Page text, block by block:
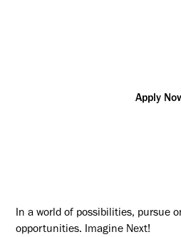
Apply
In a world of possibilities, pursue
opportunities. Imagine Next!